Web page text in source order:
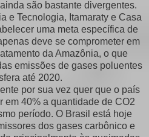
são bastante divergentes.
e Tecnologia, Itamaraty e Casa
uma meta específica de
deve se comprometer em
da Amazônia, o que
emissões de gases poluentes
até 2020.
por sua vez quer que o país
em 40% a quantidade de CO2
período. O Brasil está hoje
dos gases carbônico e